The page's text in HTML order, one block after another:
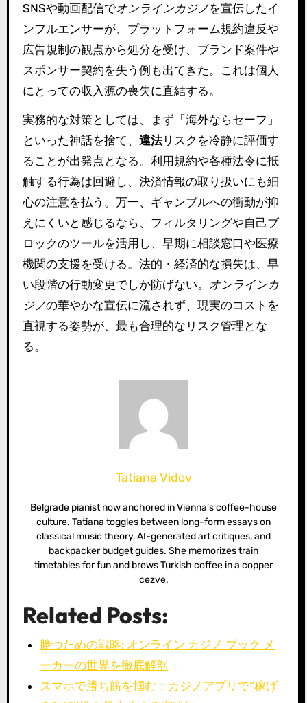
SNSや動画配信でオンラインカジノを宣伝したイ
ンフルエンサーが、プラットフォーム規約違反や
広告規制の観点から処分を受け、ブランド案件や
スポンサー契約を失う例も出てきた。これは個人
にとっての収入源の喪失に直結する。
実務的な対策としては、まず「海外ならセーフ」
といった神話を捨て、 違法リスクを冷静に評価す
ることが出発点となる。利用規約や各種法令に抵
触する行為は回避し、決済情報の取り扱いにも細
心の注意を払う。万一、ギャンブルへの衝動が抑
えにくいと感じるなら、フィルタリングや自己ブ
ロックのツールを活用し、早期に相談窓口や医療
機関の支援を受ける。法的・経済的な損失は、早
い段階の行動変更でしか防げない。 オンラインカ
ジノの華やかな宣伝に流されず、現実のコストを
直視する姿勢が、最も合理的なリスク管理とな
る。
Tatiana Vidov
Belgrade pianist now anchored in Vienna’s coffee-house
culture. Tatiana toggles between long-form essays on
classical music theory, AI-generated art critiques, and
backpacker budget guides. She memorizes train
timetables for fun and brews Turkish coffee in a copper
cezve.
Related Posts:
勝つための戦略: オンライン カジノ ブック メ
ーカーの世界を徹底解剖
スマホで勝ち筋を掴む：カジノアプリで“稼げ